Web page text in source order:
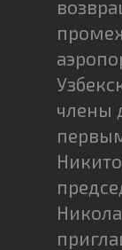
члены